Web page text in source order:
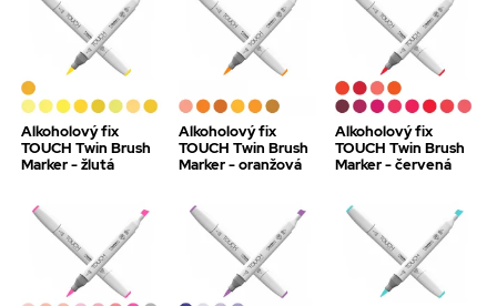
Alkoholový fix
TOUCH Twin Brush
Marker - žlutá
Alkoholový fix
TOUCH Twin Brush
Marker - oranžová
Alkoholový fix
TOUCH Twin Brush
Marker - červená